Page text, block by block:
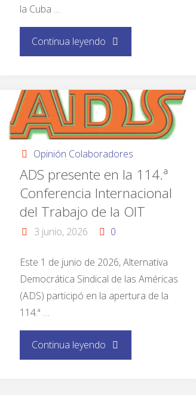
la Cuba …
Continua leyendo
Opinión Colaboradores
ADS presente en la 114.ª
Conferencia Internacional
del Trabajo de la OIT
3 junio, 2026 0
Este 1 de junio de 2026, Alternativa
Democrática Sindical de las Américas
(ADS) participó en la apertura de la
114.ª …
Continua leyendo